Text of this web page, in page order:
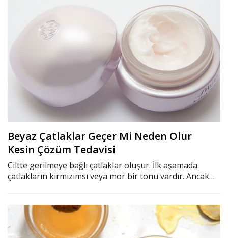
Beyaz Çatlaklar Geçer Mi Neden Olur
Kesin Çözüm Tedavisi
Ciltte gerilmeye bağlı çatlaklar oluşur. İlk aşamada
çatlakların kırmızımsı veya mor bir tonu vardır. Ancak…